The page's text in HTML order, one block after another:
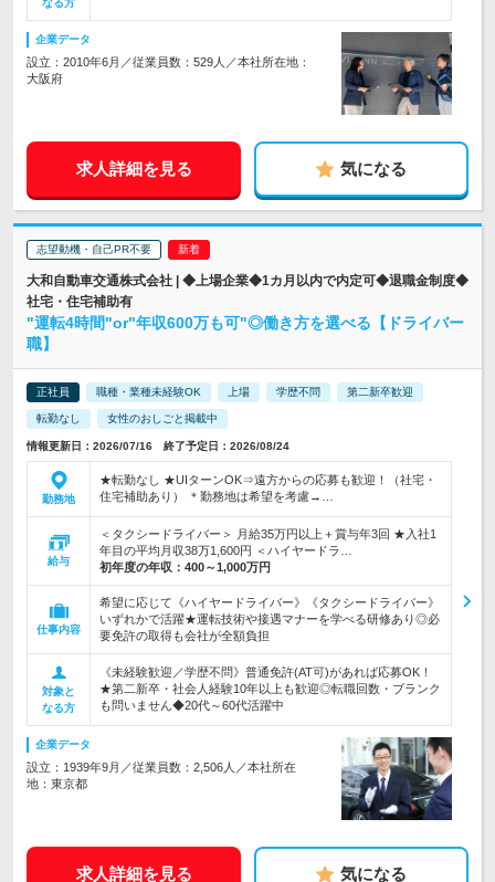
なる方
企業データ
設立：2010年6月／従業員数：529人／本社所在地：
大阪府
求人詳細を見る 気になる
志望動機・自己PR不要
大和自動車交通株式会社 | ◆上場企業◆1カ月以内で内定可◆退職金制度◆
社宅・住宅補助有
"運転4時間"or"年収600万も可"◎働き方を選べる【ドライバー
職】
正社員 職種・業種未経験OK 上場 学歴不問 第二新卒歓迎
転勤なし 女性のおしごと掲載中
情報更新日：2026/07/16 終了予定日：2026/08/24
勤務地
★転勤なし ★UIターンOK⇒遠方からの応募も歓迎！（社宅・
住宅補助あり） ＊勤務地は希望を考慮→…
給与
＜タクシードライバー＞ 月給35万円以上＋賞与年3回 ★入社1
年目の平均月収38万1,600円 ＜ハイヤードラ…
初年度の年収： 400～1,000万円
仕事内容
希望に応じて《ハイヤードライバー》《タクシードライバー》
いずれかで活躍★運転技術や接遇マナーを学べる研修あり◎必
要免許の取得も会社が全額負担
対象と
なる方
《未経験歓迎／学歴不問》普通免許(AT可)があれば応募OK！
★第二新卒・社会人経験10年以上も歓迎◎転職回数・ブランク
も問いません◆20代～60代活躍中
企業データ
設立：1939年9月／従業員数：2,506人／本社所在
地：東京都
求人詳細を見る 気になる